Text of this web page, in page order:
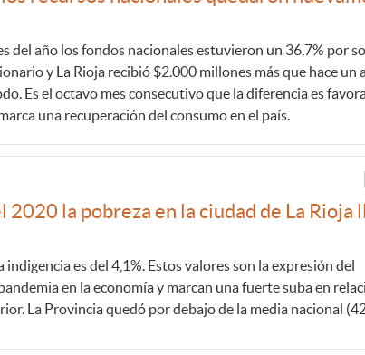
del año los fondos nacionales estuvieron un 36,7% por
y La Rioja recibió $2.000 millones más que hace un
Es el octavo mes consecutivo que la diferencia es
una recuperación del consumo en el país.
2020 la pobreza en la ciudad de La Rioja
indigencia es del 4,1%. Estos valores son la expresión del
en la economía y marcan una fuerte suba en
La Provincia quedó por debajo de la media nacional